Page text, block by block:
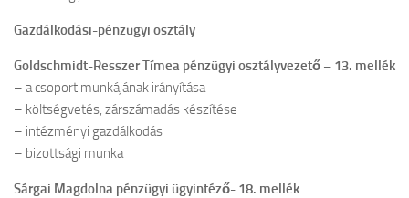
Gazdálkodási-pénzügyi osztály
Goldschmidt-Resszer Tímea pénzügyi osztályvezető – 13. mellék
– a csoport munkájának irányítása
– költségvetés, zárszámadás készítése
– intézményi gazdálkodás
– bizottsági munka
Sárgai Magdolna pénzügyi ügyintéző- 18. mellék